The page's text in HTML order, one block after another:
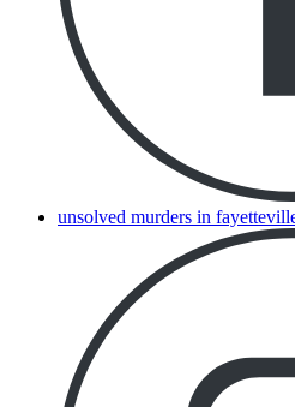
unsolved murders in